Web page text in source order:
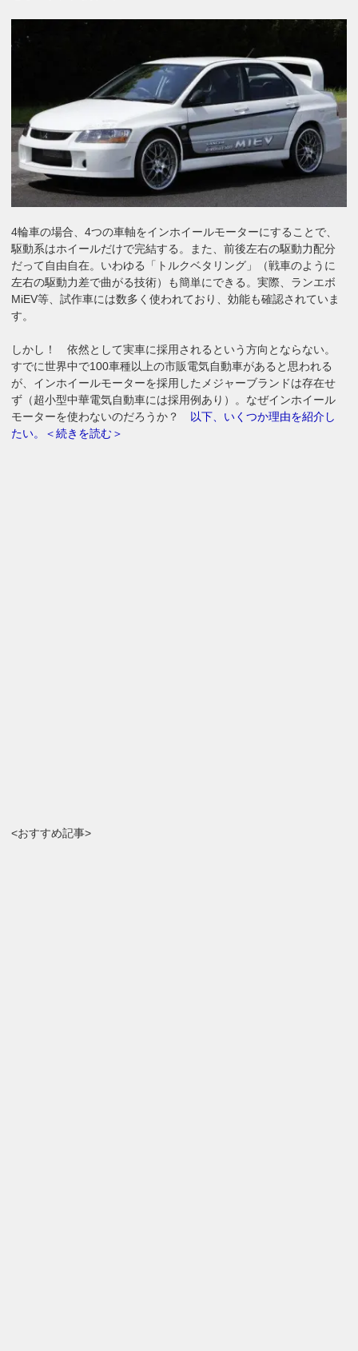
4輪車の場合、4つの車軸をインホイールモーターにすることで、
駆動系はホイールだけで完結する。また、前後左右の駆動力配分
だって自由自在。いわゆる「トルクベタリング」（戦車のように
左右の駆動力差で曲がる技術）も簡単にできる。実際、ランエボ
MiEV等、試作車には数多く使われており、効能も確認されていま
す。
しかし！ 依然として実車に採用されるという方向とならない。
すでに世界中で100車種以上の市販電気自動車があると思われる
が、インホイールモーターを採用したメジャーブランドは存在せ
ず（超小型中華電気自動車には採用例あり）。なぜインホイール
モーターを使わないのだろうか？ 以下、いくつか理由を紹介し
たい。＜続きを読む＞
<おすすめ記事>